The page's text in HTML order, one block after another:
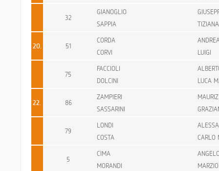
32
GIANOGLIO
SAPPIA
TIZIANA
20. 51
CORDA
CORVI
LUIGI
75
FACCIOLI
DOLCINI
LUCA
22. 86
ZAMPIERI
SASSARINI
79
LONDI
COSTA
CARLO
5
CIMA
MORANDI
MARZIO